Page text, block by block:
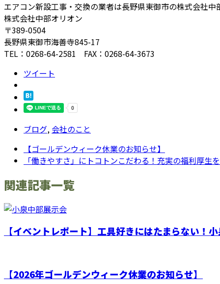
エアコン新設工事・交換の業者は長野県東御市の株式会社中
株式会社中部オリオン
〒389-0504
長野県東御市海善寺845-17
TEL：0268-64-2581 FAX：0268-64-3673
ツイート
ブログ, 会社のこと
【ゴールデンウィーク休業のお知らせ】
「働きやすさ」にトコトンこだわる！充実の福利厚生
関連記事一覧
【イベントレポート】工具好きにはたまらない！
【2026年ゴールデンウィーク休業のお知らせ】